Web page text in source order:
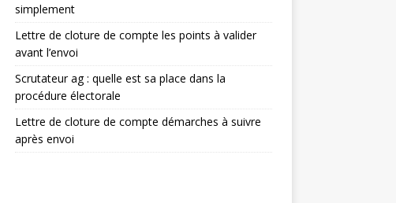
simplement
Lettre de cloture de compte les points à valider
avant l’envoi
Scrutateur ag : quelle est sa place dans la
procédure électorale
Lettre de cloture de compte démarches à suivre
après envoi